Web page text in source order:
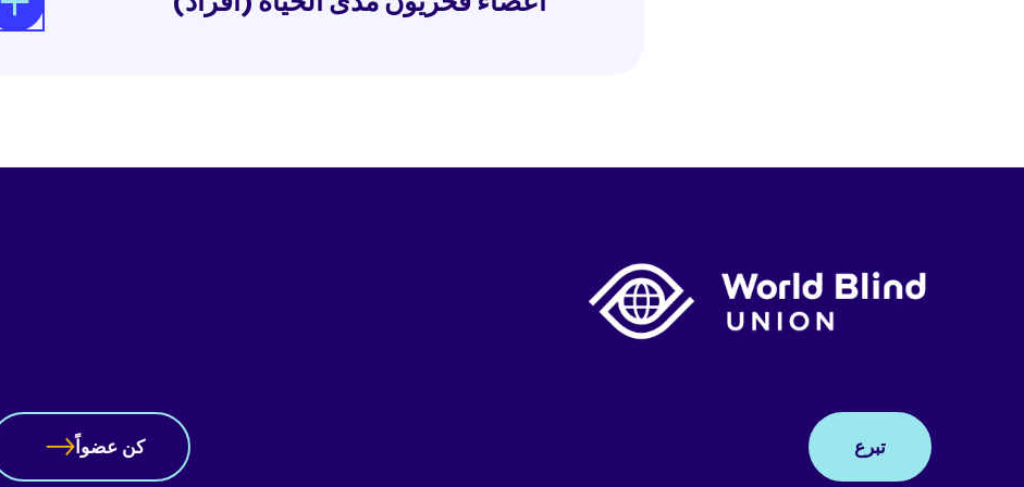
واحدة على الأقل وأن يكون قد حصل على موافقة العضو الوطني من البلد الذي يقيم فيه
يجب أن يتم ترشيح الأعضاء الفخريين مدى الحياة من قبل العضو الوطني من بلد إقامته.
تبرع كن عضواً